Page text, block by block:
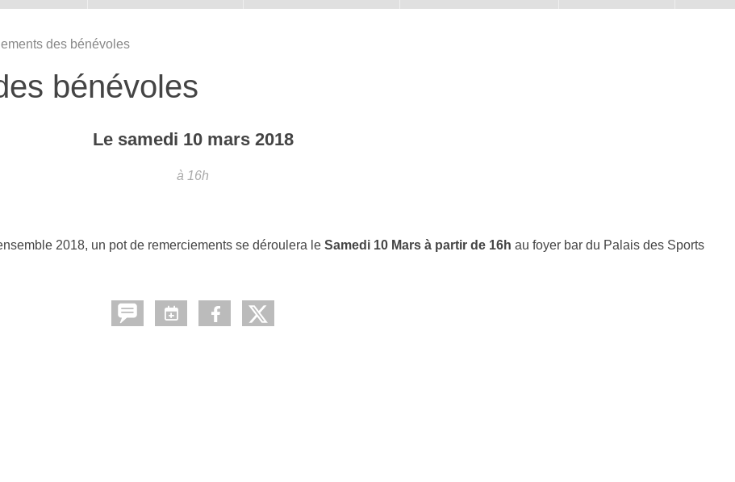
des bénévoles
bénévoles
Le samedi 10 mars 2018
à 16h
2018, un pot de remerciements se déroulera le Samedi 10 Mars à partir de 16h au foyer bar du Palais des Sports